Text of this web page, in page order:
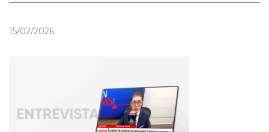
15/02/2026